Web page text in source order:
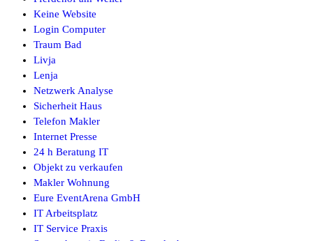
Keine Website
Login Computer
Traum Bad
Livja
Lenja
Netzwerk Analyse
Sicherheit Haus
Telefon Makler
Internet Presse
24 h Beratung IT
Objekt zu verkaufen
Makler Wohnung
Eure EventArena GmbH
IT Arbeitsplatz
IT Service Praxis